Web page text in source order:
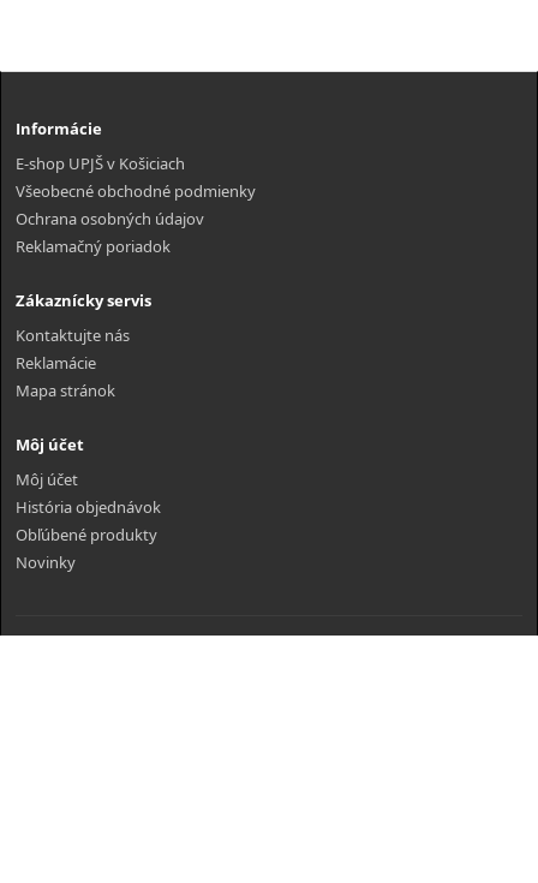
Informácie
E-shop UPJŠ v Košiciach
Všeobecné obchodné podmienky
Ochrana osobných údajov
Reklamačný poriadok
Zákaznícky servis
Kontaktujte nás
Reklamácie
Mapa stránok
Môj účet
Môj účet
História objednávok
Obľúbené produkty
Novinky